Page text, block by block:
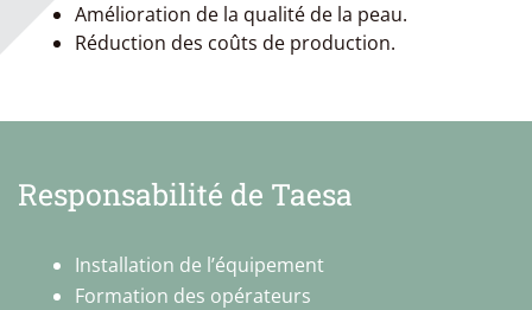
Amélioration de la qualité de la peau.
Réduction des coûts de production.
Responsabilité de Taesa
Installation de l’équipement
Formation des opérateurs